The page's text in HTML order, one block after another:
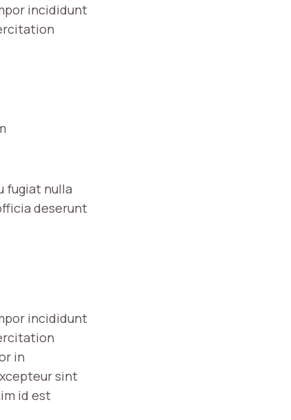
incididunt
fugiat nulla
deserunt
incididunt
in
sint
id est